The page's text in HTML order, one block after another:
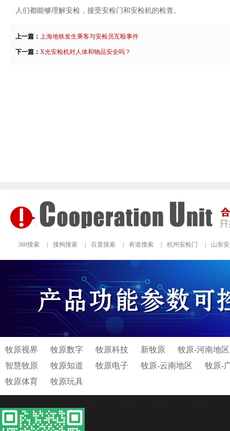
人们都能够理解安检，接受安检门和安检机的检查。
上一篇： 上海地铁发生乘客与安检员互殴事件
下一篇： X光安检机对人体和物品安全吗？
360搜索 搜狗搜索 百度搜索 有道搜索 杭州安检门 山东
牧原视界 牧原数字 牧原科技 新牧原
牧原-河南地区
智慧牧原
牧原知道 牧原电子 牧原-云南地区
牧原-
牧原体育
牧原玩具